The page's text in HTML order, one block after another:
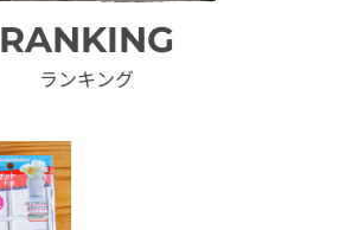
RANKING
ランキング